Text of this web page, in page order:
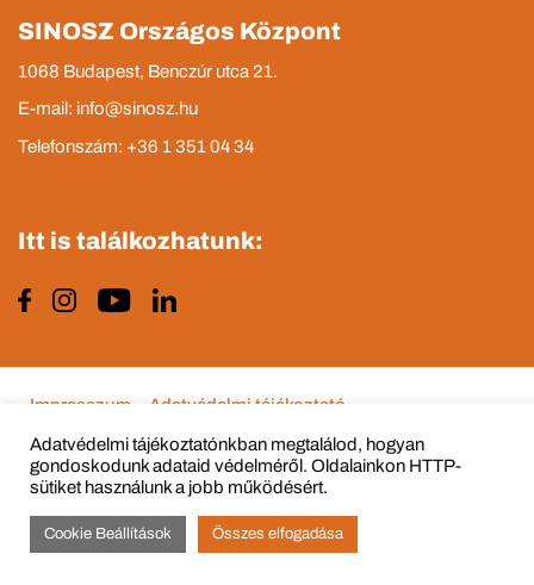
SINOSZ Országos Központ
1068 Budapest, Benczúr utca 21.
E-mail: info@sinosz.hu
Telefonszám: +36 1 351 04 34
Itt is találkozhatunk:
© Copyright 2015 - 2022 All Rights Reserved
Impresszum Adatvédelmi tájékoztató
Adatvédelmi tájékoztatónkban megtalálod, hogyan
gondoskodunk adataid védelméről. Oldalainkon HTTP-
sütiket használunk a jobb működésért.
Cookie Beállítások Összes elfogadása